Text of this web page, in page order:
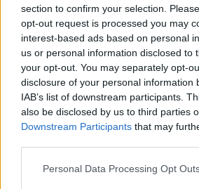
section to confirm your selection.
opt-out request is processed you may
interest-based ads based on personal
us or personal information disclosed to
your opt-out. You may separately opt-
disclosure of your personal information
IAB’s list of downstream participants.
also be disclosed by us to third parties
Downstream Participants that may
Personal Data Processing Opt
DZĪVESSTĀSTS
Stāsts, kas
scenārijus:
Volfs
Meksikas